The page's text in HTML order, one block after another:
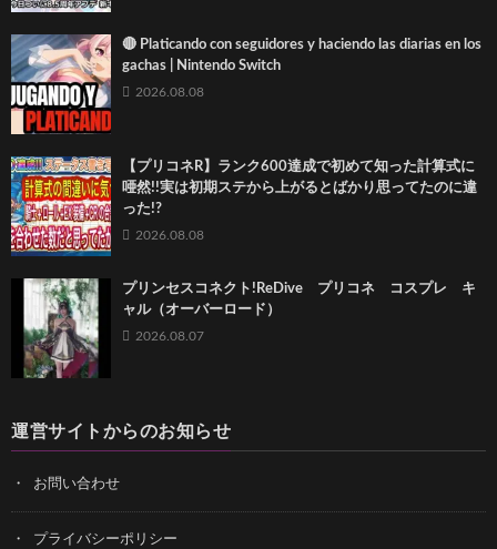
🔴 Platicando con seguidores y haciendo las diarias en los
gachas | Nintendo Switch
2026.08.08
【プリコネR】ランク600達成で初めて知った計算式に
唖然!!実は初期ステから上がるとばかり思ってたのに違
った!?
2026.08.08
プリンセスコネクト!ReDive プリコネ コスプレ キ
ャル（オーバーロード）
2026.08.07
運営サイトからのお知らせ
お問い合わせ
プライバシーポリシー